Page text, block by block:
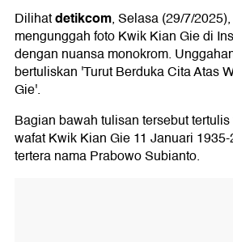
Dilihatdetikcom, Selasa (29/7/
mengunggah foto Kwik Kian Gie di
dengan nuansa monokrom.
bertuliskan 'Turut Berduka Cita Atas
Gie'.
Bagian bawah tulisan tersebut
wafat Kwik Kian Gie 11 Januari
tertera nama Prabowo Subianto.